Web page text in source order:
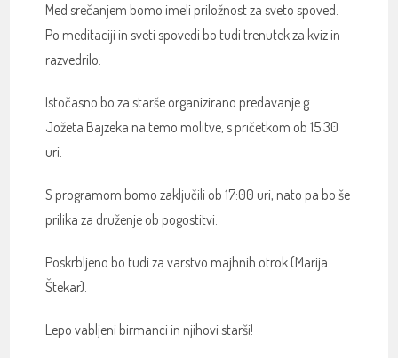
Med srečanjem bomo imeli priložnost za sveto spoved.
Po meditaciji in sveti spovedi bo tudi trenutek za kviz in
razvedrilo.
Istočasno bo za starše organizirano predavanje g.
Jožeta Bajzeka na temo molitve, s pričetkom ob 15:30
uri.
S programom bomo zaključili ob 17:00 uri, nato pa bo še
prilika za druženje ob pogostitvi.
Poskrbljeno bo tudi za varstvo majhnih otrok (Marija
Štekar).
Lepo vabljeni birmanci in njihovi starši!